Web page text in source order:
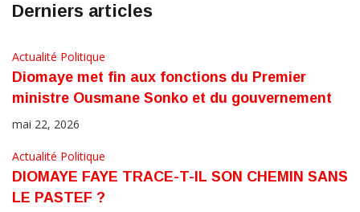
Derniers articles
Actualité Politique
Diomaye met fin aux fonctions du Premier
ministre Ousmane Sonko et du gouvernement
mai 22, 2026
Actualité Politique
DIOMAYE FAYE TRACE-T-IL SON CHEMIN SANS
LE PASTEF ?